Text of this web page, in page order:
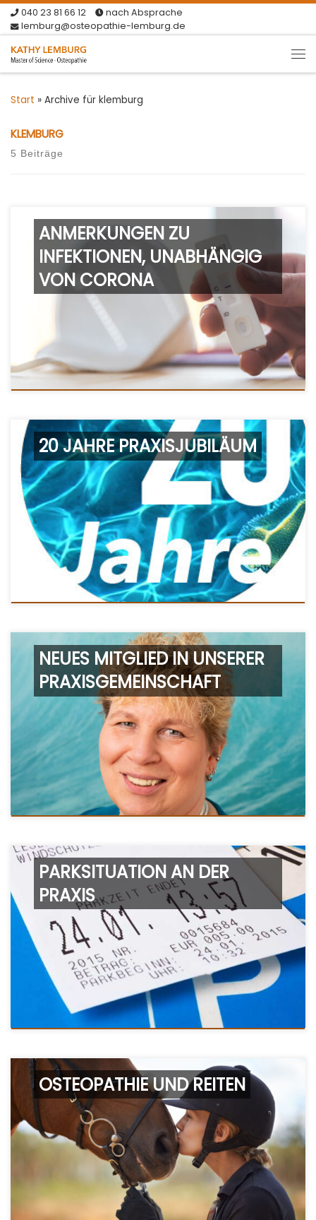
Zum Inhalt springen
040 23 81 66 12
nach Absprache
lemburg@osteopathie-lemburg.de
Start » Archive für klemburg
KLEMBURG
5 Beiträge
ANMERKUNGEN ZU
INFEKTIONEN, UNABHÄNGIG
VON CORONA
20 JAHRE PRAXISJUBILÄUM
NEUES MITGLIED IN UNSERER
PRAXISGEMEINSCHAFT
PARKSITUATION AN DER
PRAXIS
OSTEOPATHIE UND REITEN